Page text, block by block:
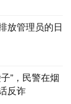
放管理员的日
”，民警在烟
反诈